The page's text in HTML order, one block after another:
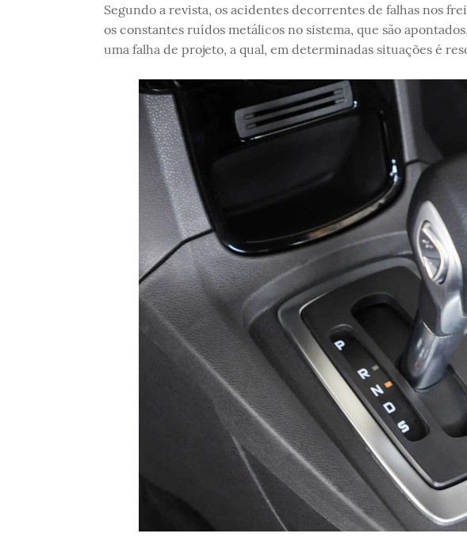
Segundo a revista, os acidentes decorrentes de falhas nos
os constantes ruídos metálicos no sistema, que são
uma falha de projeto, a qual, em determinadas situações é